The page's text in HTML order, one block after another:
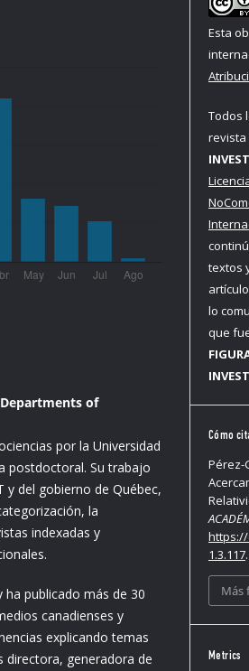
of
por la Universidad
postdoctoral. Su trabajo
y del gobierno de Québec,
la
indexadas y
ha publicado más de 30
canadienses y
explicando temas
directora, generadora de
Esta
Todos
revista
textos
lo
que
Cómo
Pérez-
https://
1.3.117.
Más
Metrics